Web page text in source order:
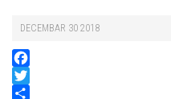
DECEMBAR 30 2018
Facebook
Twitter